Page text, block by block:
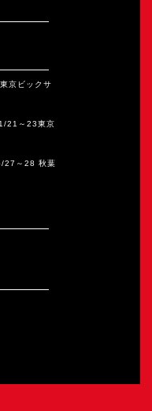
京ビックサ
21～23東京
27～28 秋葉